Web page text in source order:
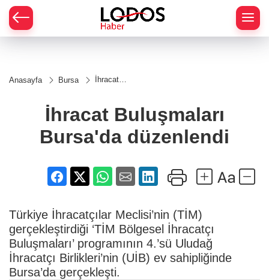
Anasayfa Bursa
İhracat
düzenlendi
İhracat Buluşmaları
Bursa'da düzenlendi
Türkiye İhracatçılar Meclisi’nin (TİM)
gerçekleştirdiği ‘TİM Bölgesel İhracatçı
Buluşmaları’ programının 4.’sü Uludağ
İhracatçı Birlikleri’nin (UİB) ev sahipliğinde
Bursa’da gerçekleşti.